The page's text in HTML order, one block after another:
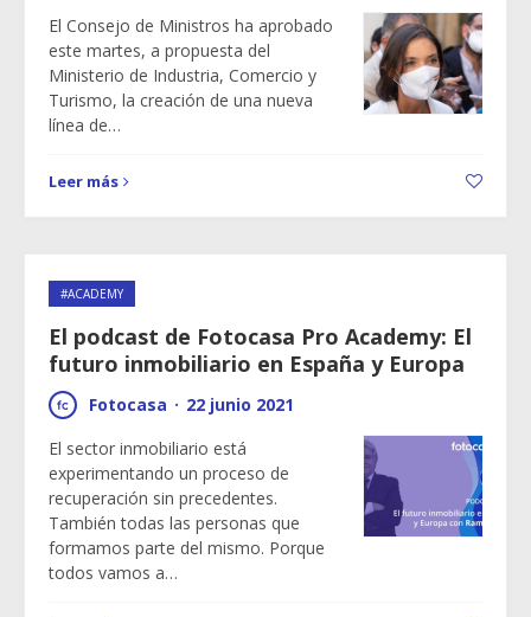
El Consejo de Ministros ha aprobado
este martes, a propuesta del
Ministerio de Industria, Comercio y
Turismo, la creación de una nueva
línea de…
Leer más
#ACADEMY
El podcast de Fotocasa Pro Academy: El
futuro inmobiliario en España y Europa
Fotocasa · 22 junio 2021
El sector inmobiliario está
experimentando un proceso de
recuperación sin precedentes.
También todas las personas que
formamos parte del mismo. Porque
todos vamos a…